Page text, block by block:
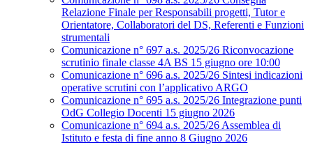
Relazione Finale per Responsabili progetti, Tutor e
Orientatore, Collaboratori del DS, Referenti e Funzioni
strumentali
Comunicazione n° 697 a.s. 2025/26 Riconvocazione
scrutinio finale classe 4A BS 15 giugno ore 10:00
Comunicazione n° 696 a.s. 2025/26 Sintesi indicazioni
operative scrutini con l’applicativo ARGO
Comunicazione n° 695 a.s. 2025/26 Integrazione punti
OdG Collegio Docenti 15 giugno 2026
Comunicazione n° 694 a.s. 2025/26 Assemblea di
Istituto e festa di fine anno 8 Giugno 2026